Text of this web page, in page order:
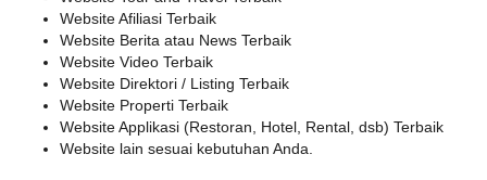
Website Afiliasi Terbaik
Website Berita atau News Terbaik
Website Video Terbaik
Website Direktori / Listing Terbaik
Website Properti Terbaik
Website Applikasi (Restoran, Hotel, Rental, dsb) Terbaik
Website lain sesuai kebutuhan Anda.